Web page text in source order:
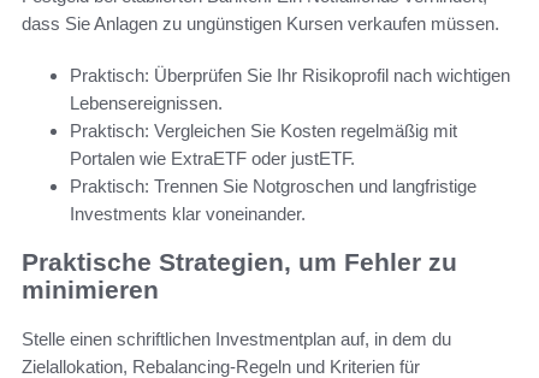
dass Sie Anlagen zu ungünstigen Kursen verkaufen müssen.
Praktisch: Überprüfen Sie Ihr Risikoprofil nach wichtigen
Lebensereignissen.
Praktisch: Vergleichen Sie Kosten regelmäßig mit
Portalen wie ExtraETF oder justETF.
Praktisch: Trennen Sie Notgroschen und langfristige
Investments klar voneinander.
Praktische Strategien, um Fehler zu
minimieren
Stelle einen schriftlichen Investmentplan auf, in dem du
Zielallokation, Rebalancing-Regeln und Kriterien für